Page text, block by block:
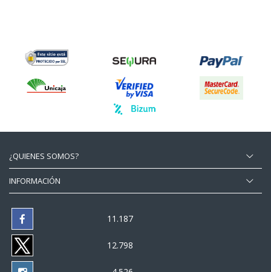
¿QUIENES SOMOS?
INFORMACIÓN
11.187
12.798